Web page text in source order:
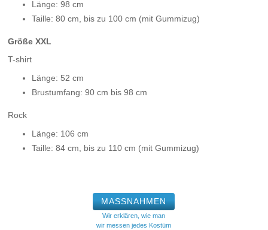
Länge: 98 cm
Taille: 80 cm, bis zu 100 cm (mit Gummizug)
Größe XXL
T-shirt
Länge: 52 cm
Brustumfang: 90 cm bis 98 cm
Rock
Länge: 106 cm
Taille: 84 cm, bis zu 110 cm (mit Gummizug)
MASSNAHMEN
Wir erklären, wie man
wir messen jedes Kostüm